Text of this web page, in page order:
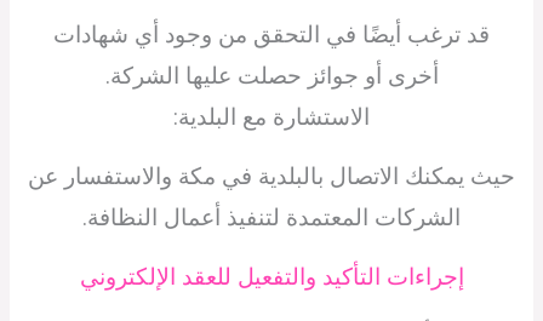
قد ترغب أيضًا في التحقق من وجود أي شهادات
أخرى أو جوائز حصلت عليها الشركة.
الاستشارة مع البلدية:
حيث يمكنك الاتصال بالبلدية في مكة والاستفسار عن
الشركات المعتمدة لتنفيذ أعمال النظافة.
إجراءات التأكيد والتفعيل للعقد الإلكتروني